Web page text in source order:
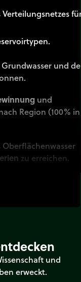
und
und
Region (100% in
zu erreichen.
und
erweckt.